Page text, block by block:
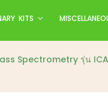
KITS
Spectrometry รุ่น